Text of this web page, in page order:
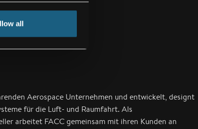
all
Aerospace Unternehmen und entwickelt, designt
für die Luft- und Raumfahrt. Als
arbeitet FACC gemeinsam mit ihren Kunden an